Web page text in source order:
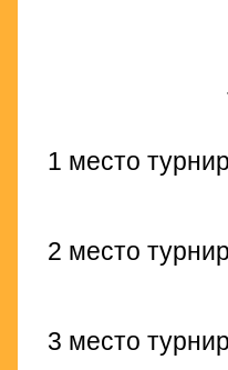
1 место
2 место
3 место